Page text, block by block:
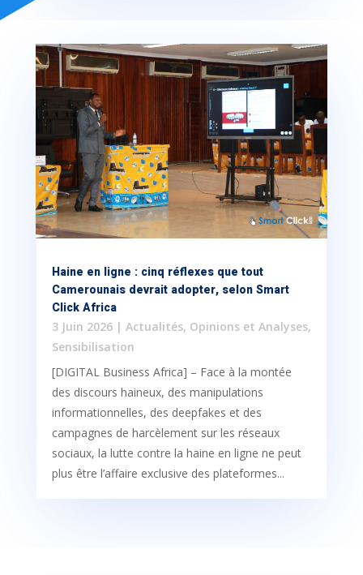
Haine en ligne : cinq réflexes que tout
Camerounais devrait adopter, selon Smart
Click Africa
3 Juin 2026| Actualités, Opinions et Analyses,
Sensibilisation
[DIGITAL Business Africa] – Face à la montée
des discours haineux, des manipulations
informationnelles, des deepfakes et des
campagnes de harcèlement sur les réseaux
sociaux, la lutte contre la haine en ligne ne peut
plus être l’affaire exclusive des plateformes...